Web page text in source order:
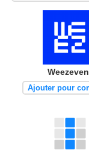
Ajouter pour